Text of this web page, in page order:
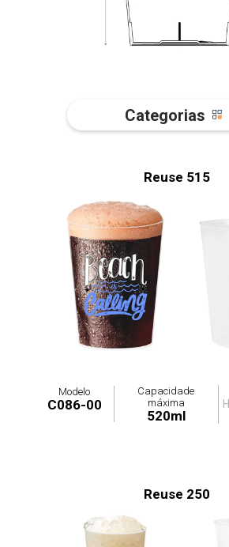
Categorias
Reuse 515
Modelo
C086-00
Capacidade
máxima
520ml
H
Reuse 250